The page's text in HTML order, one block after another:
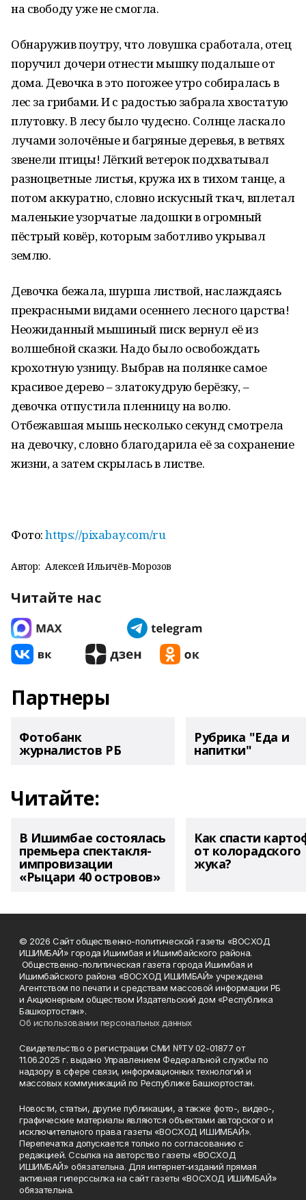
на свободу уже не смогла.
Обнаружив поутру, что ловушка сработала, отец
поручил дочери отнести мышку подальше от
дома. Девочка в это погожее утро собиралась в
лес за грибами. И с радостью забрала хвостатую
плутовку. В лесу было чудесно. Солнце ласкало
лучами золочёные и багряные деревья, в ветвях
звенели птицы! Лёгкий ветерок подхватывал
разноцветные листья, кружа их в тихом танце, а
потом аккуратно, словно искусный ткач, вплетал
маленькие узорчатые ладошки в огромный
пёстрый ковёр, которым заботливо укрывал
землю.
Девочка бежала, шурша листвой, наслаждаясь
прекрасными видами осеннего лесного царства!
Неожиданный мышиный писк вернул её из
волшебной сказки. Надо было освобождать
крохотную узницу. Выбрав на полянке самое
красивое дерево – златокудрую берёзку, –
девочка отпустила пленницу на волю.
Отбежавшая мышь несколько секунд смотрела
на девочку, словно благодарила её за сохранение
жизни, а затем скрылась в листве.
Фото:https://pixabay.com/ru
Автор: Алексей Ильичёв-Морозов
Читайте нас
Партнеры
Фотобанк
журналистов РБ
Рубрика "Еда и
напитки"
Читайте:
В Ишимбае состоялась
премьера спектакля-
импровизации
«Рыцари 40 островов»
Как спасти
от колорадского
жука?
© 2026 Сайт общественно-политической газеты «ВОСХОД
ИШИМБАЙ» города Ишимбая и Ишимбайского района.
Общественно-политическая газета города Ишимбая и
Ишимбайского района «ВОСХОД ИШИМБАЙ» учреждена
Агентством по печати и средствам массовой информации РБ
и Акционерным обществом Издательский дом «Республика
Башкортостан».
Об использовании персональных данных
Свидетельство о регистрации СМИ №ТУ 02-01877 от
11.06.2025 г. выдано Управлением Федеральной службы по
надзору в сфере связи, информационных технологий и
массовых коммуникаций по Республике Башкортостан.
Новости, статьи, другие публикации, а также фото-, видео-,
графические материалы являются объектами авторского и
исключительного права газеты «ВОСХОД ИШИМБАЙ».
Перепечатка допускается только по согласованию с
редакцией. Ссылка на авторство газеты «ВОСХОД
ИШИМБАЙ» обязательна. Для интернет-изданий прямая
активная гиперссылка на сайт газеты «ВОСХОД ИШИМБАЙ»
обязательна.